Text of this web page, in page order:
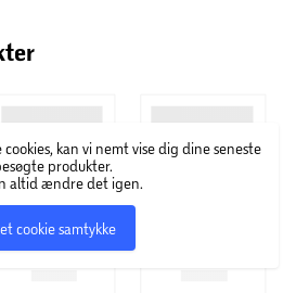
som blev grundlagt i
kan vi nemt vise dig dine seneste
produkter.
altid ændre det igen.
cookie samtykke